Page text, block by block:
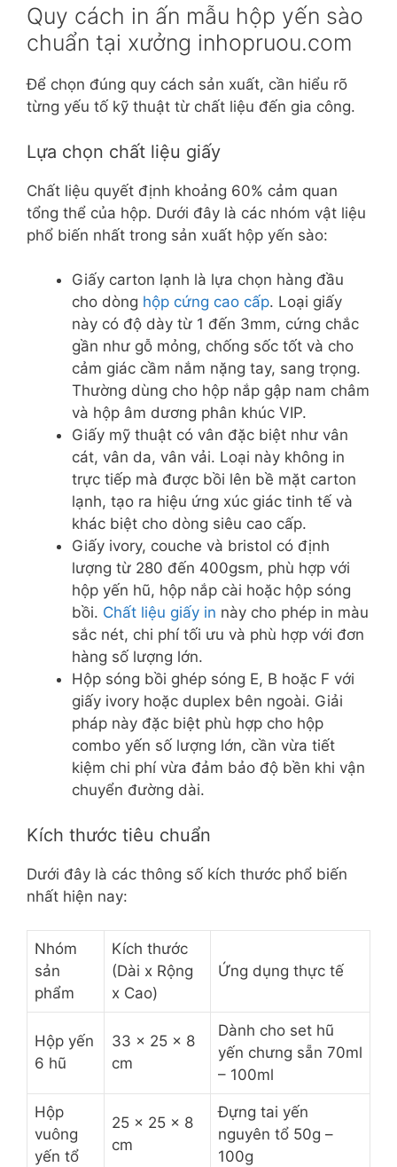
Quy cách in ấn mẫu hộp yến sào
chuẩn tại xưởng inhopruou.com
Để chọn đúng quy cách sản xuất, cần hiểu rõ
từng yếu tố kỹ thuật từ chất liệu đến gia công.
Lựa chọn chất liệu giấy
Chất liệu quyết định khoảng 60% cảm quan
tổng thể của hộp. Dưới đây là các nhóm vật liệu
phổ biến nhất trong sản xuất hộp yến sào:
Giấy carton lạnh là lựa chọn hàng đầu
cho dòng hộp cứng cao cấp. Loại giấy
này có độ dày từ 1 đến 3mm, cứng chắc
gần như gỗ mỏng, chống sốc tốt và cho
cảm giác cầm nắm nặng tay, sang trọng.
Thường dùng cho hộp nắp gập nam châm
và hộp âm dương phân khúc VIP.
Giấy mỹ thuật có vân đặc biệt như vân
cát, vân da, vân vải. Loại này không in
trực tiếp mà được bồi lên bề mặt carton
lạnh, tạo ra hiệu ứng xúc giác tinh tế và
khác biệt cho dòng siêu cao cấp.
Giấy ivory, couche và bristol có định
lượng từ 280 đến 400gsm, phù hợp với
hộp yến hũ, hộp nắp cài hoặc hộp sóng
bồi. Chất liệu giấy in này cho phép in màu
sắc nét, chi phí tối ưu và phù hợp với đơn
hàng số lượng lớn.
Hộp sóng bồi ghép sóng E, B hoặc F với
giấy ivory hoặc duplex bên ngoài. Giải
pháp này đặc biệt phù hợp cho hộp
combo yến số lượng lớn, cần vừa tiết
kiệm chi phí vừa đảm bảo độ bền khi vận
chuyển đường dài.
Kích thước tiêu chuẩn
Dưới đây là các thông số kích thước phổ biến
nhất hiện nay:
Nhóm
sản
phẩm
Kích thước
(Dài x Rộng
x Cao)
Ứng dụng thực tế
Hộp yến
6 hũ
33 x 25 x 8
cm
Dành cho set hũ
yến chưng sẵn 70ml
– 100ml
Hộp
vuông
yến tổ
25 x 25 x 8
cm
Đựng tai yến
nguyên tổ 50g –
100g